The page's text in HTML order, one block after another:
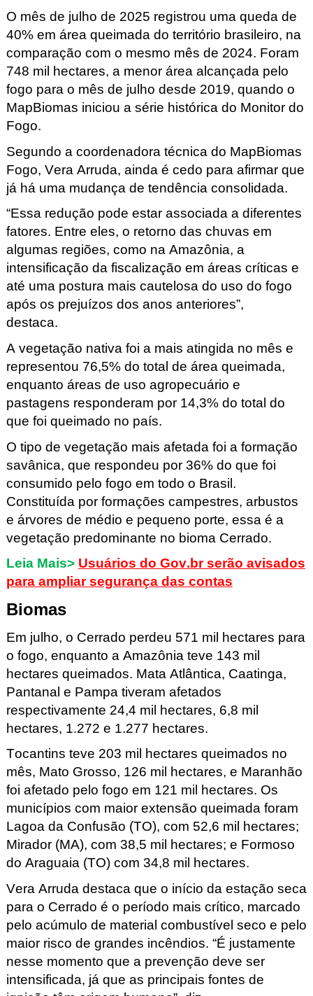
O mês de julho de 2025 registrou uma queda de
40% em área queimada do território brasileiro, na
comparação com o mesmo mês de 2024. Foram
748 mil hectares, a menor área alcançada pelo
fogo para o mês de julho desde 2019, quando o
MapBiomas iniciou a série histórica do Monitor do
Fogo.
Segundo a coordenadora técnica do MapBiomas
Fogo, Vera Arruda, ainda é cedo para afirmar que
já há uma mudança de tendência consolidada.
“Essa redução pode estar associada a diferentes
fatores. Entre eles, o retorno das chuvas em
algumas regiões, como na Amazônia, a
intensificação da fiscalização em áreas críticas e
até uma postura mais cautelosa do uso do fogo
após os prejuízos dos anos anteriores”,
destaca.
A vegetação nativa foi a mais atingida no mês e
representou 76,5% do total de área queimada,
enquanto áreas de uso agropecuário e
pastagens responderam por 14,3% do total do
que foi queimado no país.
O tipo de vegetação mais afetada foi a formação
savânica, que respondeu por 36% do que foi
consumido pelo fogo em todo o Brasil.
Constituída por formações campestres, arbustos
e árvores de médio e pequeno porte, essa é a
vegetação predominante no bioma Cerrado.
Leia Mais> Usuários do Gov.br serão avisados
para ampliar segurança das contas
Biomas
Em julho, o Cerrado perdeu 571 mil hectares para
o fogo, enquanto a Amazônia teve 143 mil
hectares queimados. Mata Atlântica, Caatinga,
Pantanal e Pampa tiveram afetados
respectivamente 24,4 mil hectares, 6,8 mil
hectares, 1.272 e 1.277 hectares.
Tocantins teve 203 mil hectares queimados no
mês, Mato Grosso, 126 mil hectares, e Maranhão
foi afetado pelo fogo em 121 mil hectares. Os
municípios com maior extensão queimada foram
Lagoa da Confusão (TO), com 52,6 mil hectares;
Mirador (MA), com 38,5 mil hectares; e Formoso
do Araguaia (TO) com 34,8 mil hectares.
Vera Arruda destaca que o início da estação seca
para o Cerrado é o período mais crítico, marcado
pelo acúmulo de material combustível seco e pelo
maior risco de grandes incêndios. “É justamente
nesse momento que a prevenção deve ser
intensificada, já que as principais fontes de